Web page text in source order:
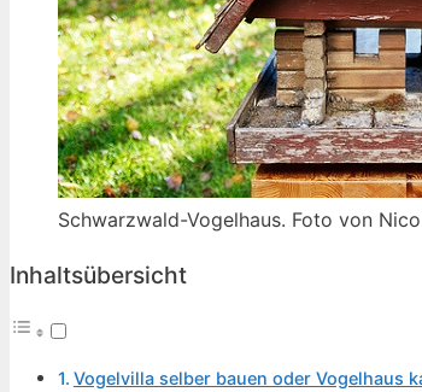
Schwarzwald-Vogelhaus. Foto von
Inhaltsübersicht
Vogelvilla selber bauen oder Vogelhaus